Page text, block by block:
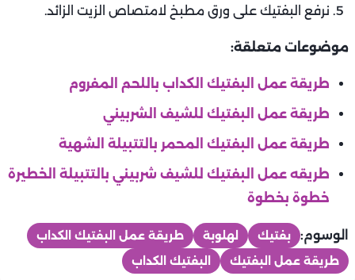
نرفع البفتيك على ورق مطبخ لامتصاص الزيت الزائد.
موضوعات متعلقة:
طريقة عمل البفتيك الكداب باللحم المفروم
طريقة عمل البفتيك للشيف الشربيني
طريقة عمل البفتيك المحمر بالتتبيلة الشهية
طريقه عمل البفتيك للشيف شربيني بالتتبيلة الخطيرة
خطوة بخطوة
الوسوم: بفتيك لهلوبة
طريقة عمل البفتيك الكداب
طريقة عمل البفتيك
البفتيك الكداب